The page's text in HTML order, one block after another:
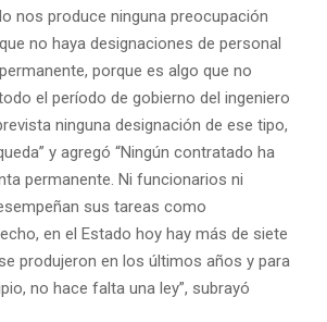
nos produce ninguna preocupación
no haya designaciones de personal
porque es algo que no
el período de gobierno del ingeniero
ninguna designación de ese tipo,
y agregó “Ningún contratado ha
permanente. Ni funcionarios ni
sus tareas como
en el Estado hoy hay más de siete
produjeron en los últimos años y para
no hace falta una ley”, subrayó